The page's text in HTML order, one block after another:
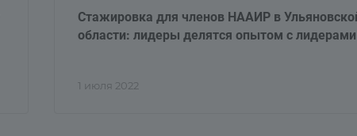
1 июля 2022
Стажировка для членов НААИР в
области: лидеры делятся опытом с лидерами